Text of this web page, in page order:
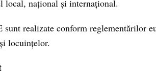
național și internațional.
realizate conform reglementărilor
locuințelor.